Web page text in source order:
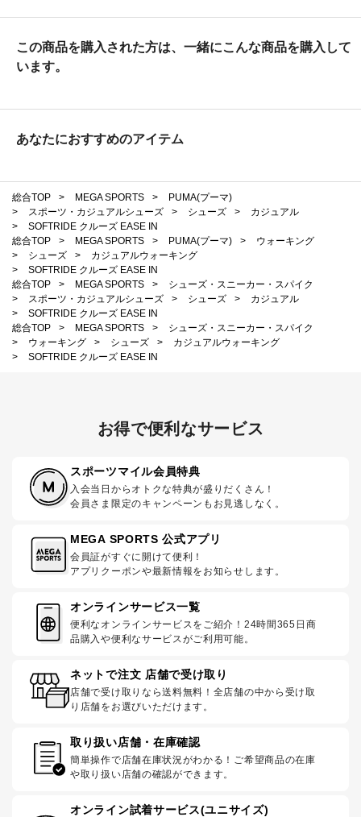
この商品を購入された方は、一緒にこんな商品を購入して
います。
あなたにおすすめのアイテム
総合TOP > MEGA SPORTS >
PUMA(プーマ)
>
スポーツ・カジュアルシューズ > シューズ >
カジュアル
>
SOFTRIDE クルーズ EASE IN
総合TOP
> MEGA SPORTS > PUMA(プーマ) >
ウォーキング
>
シューズ >
カジュアルウォーキング
>
SOFTRIDE クルーズ EASE IN
総合TOP
> MEGA SPORTS >
シューズ・スニーカー・スパイク
>
スポーツ・カジュアルシューズ > シューズ >
カジュアル
>
SOFTRIDE クルーズ EASE IN
総合TOP
> MEGA SPORTS >
シューズ・スニーカー・スパイク
>
ウォーキング > シューズ >
カジュアルウォーキング
>
SOFTRIDE クルーズ EASE IN
お得で便利なサービス
スポーツマイル会員特典
入会当日からオトクな特典が盛りだくさん！
会員さま限定のキャンペーンもお見逃しなく。
MEGA SPORTS 公式アプリ
会員証がすぐに開けて便利！
アプリクーポンや最新情報をお知らせします。
オンラインサービス一覧
便利なオンラインサービスをご紹介！24時間365日商
品購入や便利なサービスがご利用可能。
ネットで注文 店舗で受け取り
店舗で受け取りなら送料無料！全店舗の中から受け取
り店舗をお選びいただけます。
取り扱い店舗・在庫確認
簡単操作で店舗在庫状況がわかる！ご希望商品の在庫
や取り扱い店舗の確認ができます。
オンライン試着サービス(ユニサイズ)